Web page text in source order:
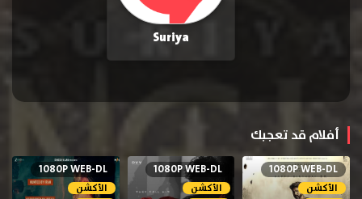
Suriya
أفلام قد تعجبك
1080P WEB-DL
الأكشن
1080P WEB-DL
الأكشن
1080P WEB-DL
الأكشن